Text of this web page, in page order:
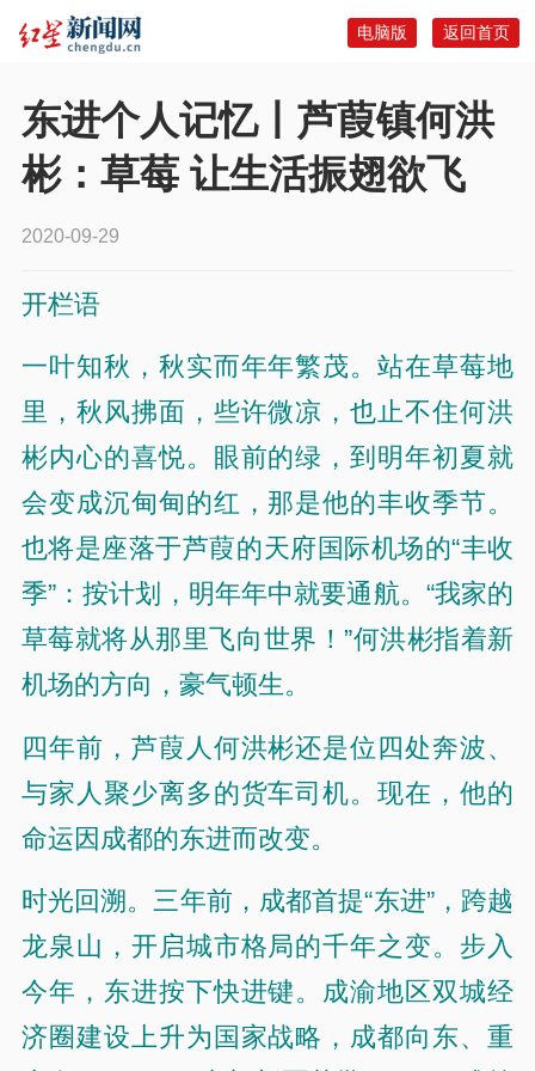
返回首页
电脑版
东进个人记忆丨芦葭镇何洪
彬：草莓 让生活振翅欲飞
2020-09-29
开栏语
一叶知秋，秋实而年年繁茂。站在草莓地
里，秋风拂面，些许微凉，也止不住何洪
彬内心的喜悦。眼前的绿，到明年初夏就
会变成沉甸甸的红，那是他的丰收季节。
也将是座落于芦葭的天府国际机场的“丰收
季”：按计划，明年年中就要通航。“我家的
草莓就将从那里飞向世界！”何洪彬指着新
机场的方向，豪气顿生。
四年前，芦葭人何洪彬还是位四处奔波、
与家人聚少离多的货车司机。现在，他的
命运因成都的东进而改变。
时光回溯。三年前，成都首提“东进”，跨越
龙泉山，开启城市格局的千年之变。 步入
今年，东进按下快进键。成渝地区双城经
济圈建设上升为国家战略，成都向东、重